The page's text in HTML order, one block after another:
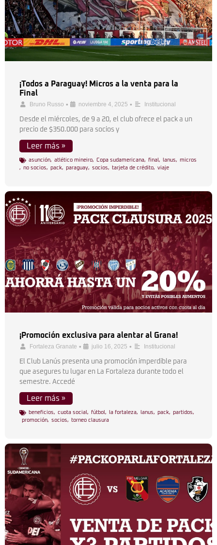
¡Todos a Paraguay! Micros a la venta para la
Final
Bruno Russo • noviembre 4, 2025 • Institucional
Desde el miércoles, de 9 a 20, el club ofrece el pack a un
precio de $350.000 para socios y
Leer más »
asunción, atlético mineiro, Copa sudamericana, final , lanus, micros
, no socios, pack, paraguay, socios, tarjeta de crédito, viaje
¡Promoción exclusiva para alentar al Grana!
Fortaleza Granate • julio 16, 2025 • Institucional
El Club Lanús presenta una promoción imperdible para
que asegures tu lugar en La Fortaleza durante todo el
semestre. Accedé
Leer más »
beneficios, cuota social , fútbol , la fortaleza, lanus, pack, partidos,
promoción, socios, torneo clausura